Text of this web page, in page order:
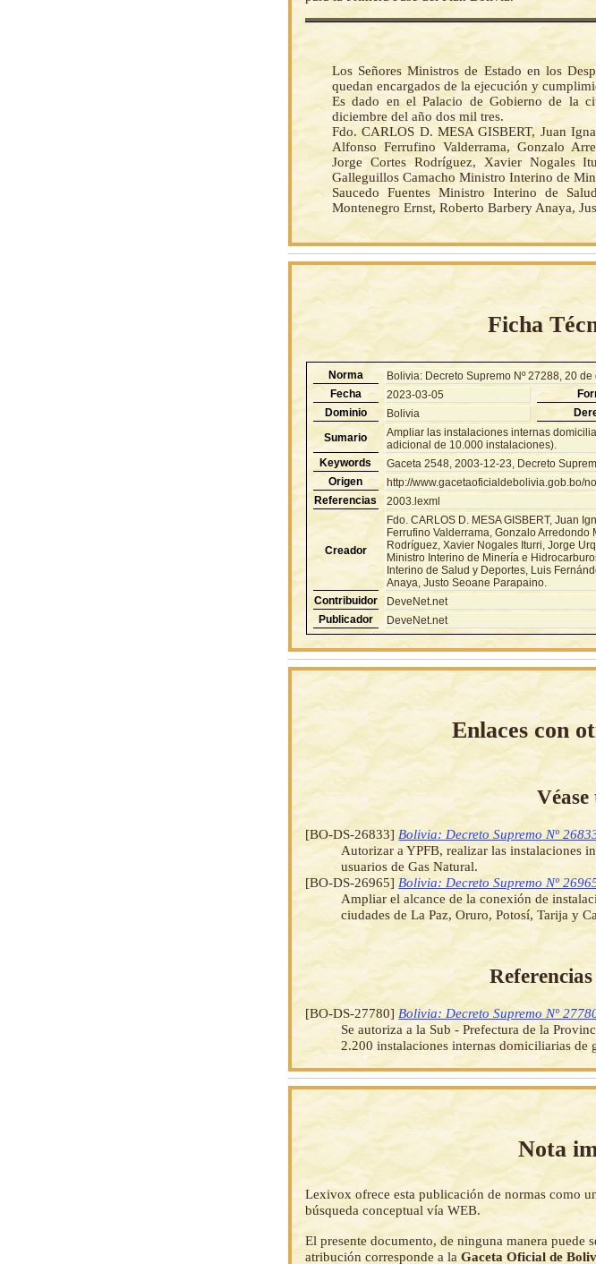
Los Señores Ministros de Estado en los
quedan encargados de la ejecución y
Es dado en el Palacio de Gobierno de la
diciembre del año dos mil tres.
Fdo. CARLOS D. MESA GISBERT, Juan
Alfonso Ferrufino Valderrama, Gonzalo
Jorge Cortes Rodríguez, Xavier Nogales
Galleguillos Camacho Ministro Interino de
Saucedo Fuentes Ministro Interino de
Montenegro Ernst, Roberto Barbery Anaya,
Ficha
Norma
Bolivia: Decreto Supremo Nº 27288, 20
Fecha
2023-03-05
Dominio
Bolivia
Sumario
Ampliar las instalaciones internas
adicional de 10.000 instalaciones).
Keywords
Gaceta 2548, 2003-12-23, Decreto
Origen
http://www.gacetaoficialdebolivia.gob.bo/
Referencias
2003.lexml
Creador
Fdo. CARLOS D. MESA GISBERT, Juan
Ferrufino Valderrama, Gonzalo
Rodríguez, Xavier Nogales Iturri, Jorge
Ministro Interino de Minería e
Interino de Salud y Deportes, Luis
Anaya, Justo Seoane Parapaino.
Contribuidor
DeveNet.net
Publicador
DeveNet.net
Enlaces con
[BO-DS-26833] Bolivia: Decreto Supremo Nº
Autorizar a YPFB, realizar las instalaciones
usuarios de Gas Natural.
[BO-DS-26965] Bolivia: Decreto Supremo Nº
Ampliar el alcance de la conexión de
ciudades de La Paz, Oruro, Potosí, Tarija y
[BO-DS-27780] Bolivia: Decreto Supremo Nº
Se autoriza a la Sub - Prefectura de la
2.200 instalaciones internas domiciliarias de
Nota
Lexivox ofrece esta publicación de normas como
búsqueda conceptual vía WEB.
El presente documento, de ninguna manera
atribución corresponde a laGaceta Oficial de